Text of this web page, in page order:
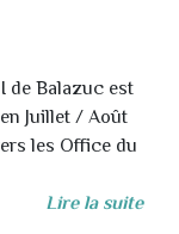
de Balazuc est
Juillet / Août
les Office du
Lire la suite